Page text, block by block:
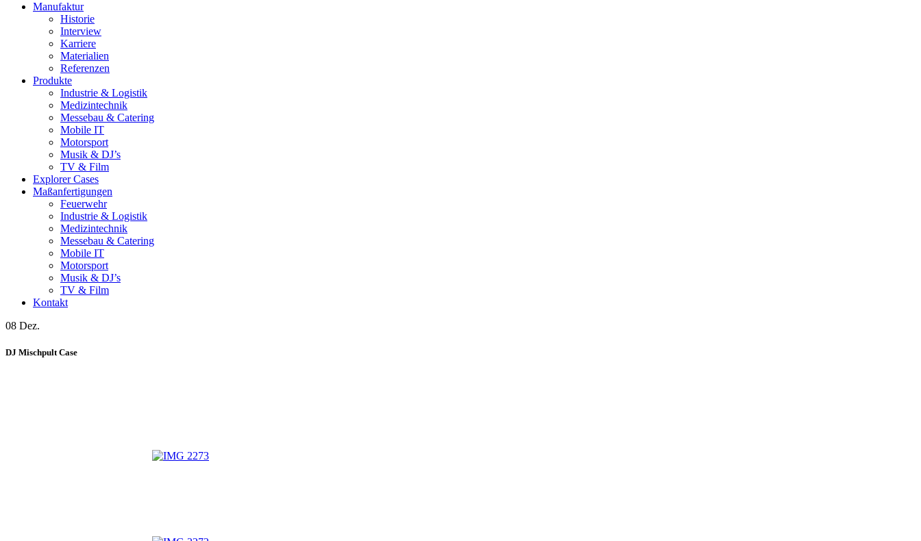
Manufaktur
Historie
Interview
Karriere
Materialien
Referenzen
Produkte
Industrie & Logistik
Medizintechnik
Messebau & Catering
Mobile IT
Motorsport
Musik & DJ’s
TV & Film
Explorer Cases
Maßanfertigungen
Feuerwehr
Industrie & Logistik
Medizintechnik
Messebau & Catering
Mobile IT
Motorsport
Musik & DJ’s
TV & Film
Kontakt
08 Dez.
DJ Mischpult Case